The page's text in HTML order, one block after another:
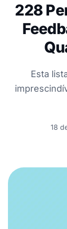
228
Esta
18